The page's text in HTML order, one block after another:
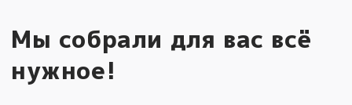
Мы собрали для вас всё
нужное!